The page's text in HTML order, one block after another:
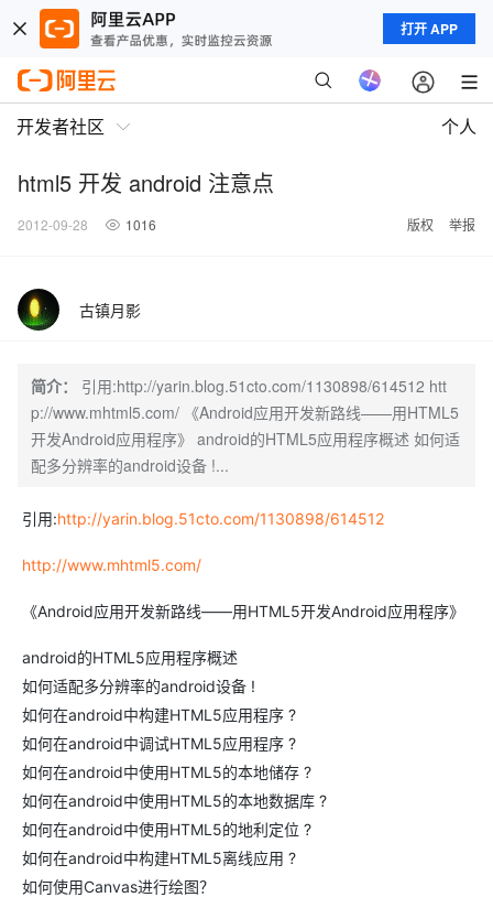
打开 APP
开发者社区 个人
html5 开发 android 注意点
2012-09-28 1016 版权 举报
古镇月影
简介：
引用:http://yarin.blog.51cto.com/1130898/614512 htt
p://www.mhtml5.com/ 《Android应用开发新路线——用HTML5
开发Android应用程序》 android的HTML5应用程序概述 如何适
配多分辨率的android设备 !...
引用:http://yarin.blog.51cto.com/1130898/614512
http://www.mhtml5.com/
《Android应用开发新路线——用HTML5开发Android应用程序》
android的HTML5应用程序概述
如何适配多分辨率的android设备 !
如何在android中构建HTML5应用程序 ?
如何在android中调试HTML5应用程序 ?
如何在android中使用HTML5的本地储存 ?
如何在android中使用HTML5的本地数据库 ?
如何在android中使用HTML5的地利定位 ?
如何在android中构建HTML5离线应用 ?
如何使用Canvas进行绘图？